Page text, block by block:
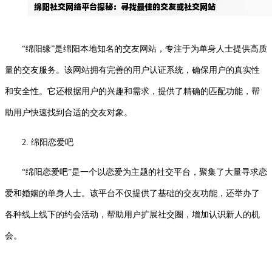
“绵阳缘”是绵阳本地知名的交友网站，专注于为单身人士提供高质
量的交友服务。该网站拥有完善的用户认证系统，确保用户的真实性
和安全性。它还根据用户的兴趣和需求，提供了精确的匹配功能，帮
助用户快速找到合适的交友对象。
2. 绵阳恋爱吧
“绵阳恋爱吧”是一个以恋爱为主题的社交平台，聚集了大量寻求恋
爱和婚姻的单身人士。该平台不仅提供了基础的交友功能，还举办了
各种线上线下的约会活动，帮助用户扩展社交圈，增加认识新人的机
会。